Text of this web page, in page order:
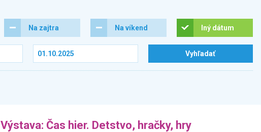
Na zajtra Na víkend Iný dátum
Výstava: Čas hier. Detstvo, hračky, hry